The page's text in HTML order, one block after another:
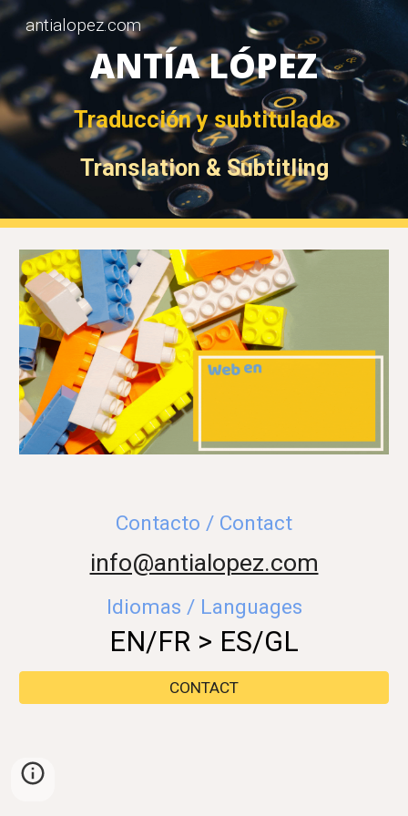
Skip to main content Skip to navigation
antialopez.com
ANTÍA LÓPEZ
Traducción y subtitulado
Translation & Subtitling
Contacto / Contact
info@antialopez.com
Idiomas / Languages
EN/FR > ES/GL
CONTACT